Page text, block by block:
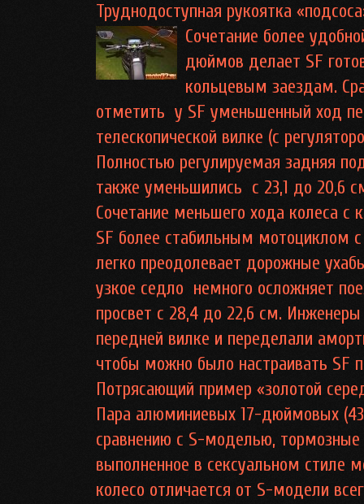
Труднодоступная рукоятка
Сочетание более
дюймов делает SF
кольцевым заездам.
отметить у SF уменьшенный ход
телескопической вилке (с
Полностью регулируемая задняя
также уменьшились с 23,1 до 20,6
Сочетание меньшего хода колеса с
SF более стабильным мотоциклом
легко преодолевает дорожные
узкое седло немного осложняет
просвет с 28,4 до 22,6 см.
передней вилке и переделали
чтобы можно было настраивать SF
Потрясающий пример «золотой
Пара алюминиевых 17-дюймовых
сравнению с S-моделью, тормозные
выполненное в сексуальном стиле
колесо отличается от S-модели